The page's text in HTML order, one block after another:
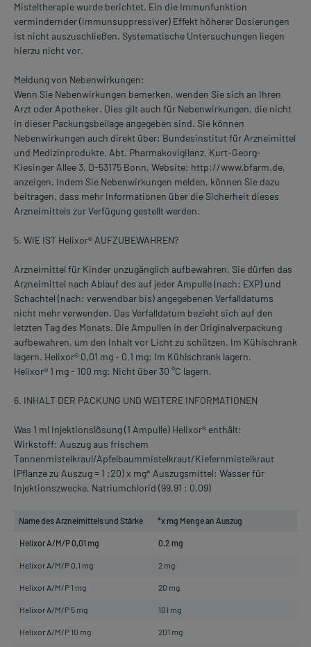
Misteltherapie wurde berichtet. Ein die Immunfunktion
vermindernder (immunsuppressiver) Effekt höherer Dosierungen
ist nicht auszuschließen. Systematische Untersuchungen liegen
hierzu nicht vor.
Meldung von Nebenwirkungen:
Wenn Sie Nebenwirkungen bemerken, wenden Sie sich an Ihren
Arzt oder Apotheker. Dies gilt auch für Nebenwirkungen, die nicht
in dieser Packungsbeilage angegeben sind. Sie können
Nebenwirkungen auch direkt über: Bundesinstitut für Arzneimittel
und Medizinprodukte, Abt. Pharmakovigilanz, Kurt-Georg-
Kiesinger Allee 3, D-53175 Bonn, Website: http://www.bfarm.de,
anzeigen. Indem Sie Nebenwirkungen melden, können Sie dazu
beitragen, dass mehr Informationen über die Sicherheit dieses
Arzneimittels zur Verfügung gestellt werden.
5. WIE IST Helixor® AUFZUBEWAHREN?
Arzneimittel für Kinder unzugänglich aufbewahren. Sie dürfen das
Arzneimittel nach Ablauf des auf jeder Ampulle (nach: EXP) und
Schachtel (nach: verwendbar bis) angegebenen Verfalldatums
nicht mehr verwenden. Das Verfalldatum bezieht sich auf den
letzten Tag des Monats. Die Ampullen in der Originalverpackung
aufbewahren, um den Inhalt vor Licht zu schützen. Im Kühlschrank
lagern. Helixor® 0,01 mg - 0,1 mg: Im Kühlschrank lagern.
Helixor® 1 mg - 100 mg: Nicht über 30 °C lagern.
6. INHALT DER PACKUNG UND WEITERE INFORMATIONEN
Was 1 ml Injektionslösung (1 Ampulle) Helixor® enthält:
Wirkstoff: Auszug aus frischem
Tannenmistelkraul/Apfelbaummistelkraut/Kiefernmistelkraut
(Pflanze zu Auszug = 1 :20) x mg* Auszugsmittel: Wasser für
Injektionszwecke, Natriumchlorid (99,91 : 0,09)
Name des Arzneimittels und Stärke *x mg Menge an Auszug
Helixor A/M/P 0,01 mg 0,2 mg
Helixor A/M/P 0,1 mg 2 mg
Helixor A/M/P 1 mg 20 mg
Helixor A/M/P 5 mg 101 mg
Helixor A/M/P 10 mg 201 mg